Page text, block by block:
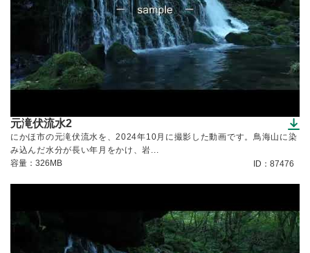
元滝伏流水2
（ダウンロードできます）
にかほ市の元滝伏流水を、2024年10月に撮影した動画です。鳥海山に染
み込んだ水分が長い年月をかけ、岩...
容量：326MB
ID：87476